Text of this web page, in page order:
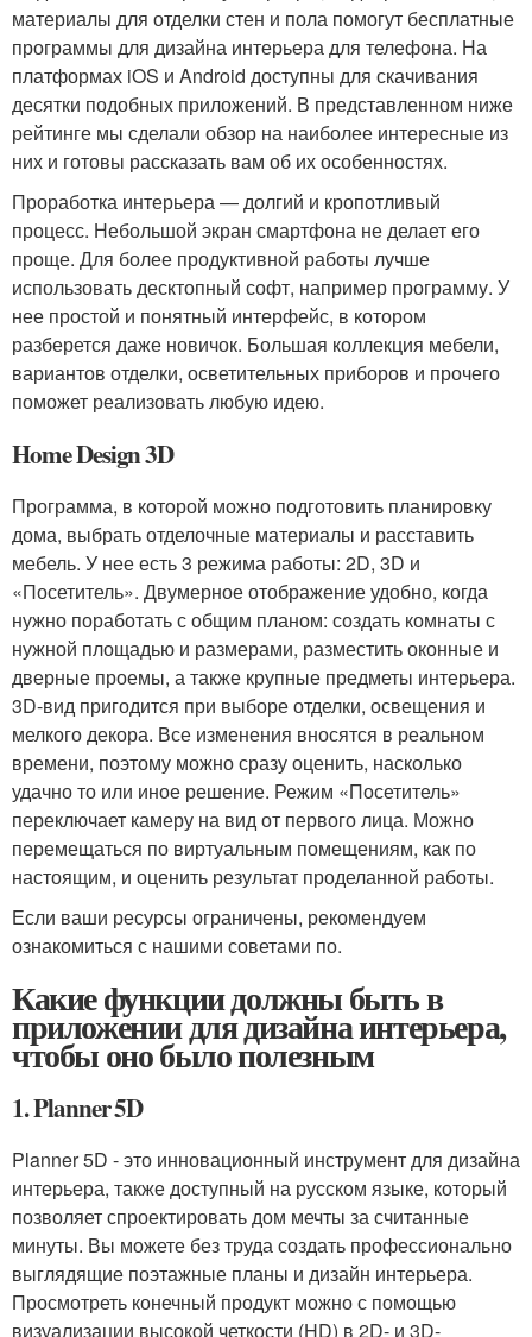
материалы для отделки стен и пола помогут бесплатные
программы для дизайна интерьера для телефона. На
платформах iOS и Android доступны для скачивания
десятки подобных приложений. В представленном ниже
рейтинге мы сделали обзор на наиболее интересные из
них и готовы рассказать вам об их особенностях.
Проработка интерьера — долгий и кропотливый
процесс. Небольшой экран смартфона не делает его
проще. Для более продуктивной работы лучше
использовать десктопный софт, например программу. У
нее простой и понятный интерфейс, в котором
разберется даже новичок. Большая коллекция мебели,
вариантов отделки, осветительных приборов и прочего
поможет реализовать любую идею.
Home Design 3D
Программа, в которой можно подготовить планировку
дома, выбрать отделочные материалы и расставить
мебель. У нее есть 3 режима работы: 2D, 3D и
«Посетитель». Двумерное отображение удобно, когда
нужно поработать с общим планом: создать комнаты с
нужной площадью и размерами, разместить оконные и
дверные проемы, а также крупные предметы интерьера.
3D-вид пригодится при выборе отделки, освещения и
мелкого декора. Все изменения вносятся в реальном
времени, поэтому можно сразу оценить, насколько
удачно то или иное решение. Режим «Посетитель»
переключает камеру на вид от первого лица. Можно
перемещаться по виртуальным помещениям, как по
настоящим, и оценить результат проделанной работы.
Если ваши ресурсы ограничены, рекомендуем
ознакомиться с нашими советами по.
Какие функции должны быть в
приложении для дизайна интерьера,
чтобы оно было полезным
1. Planner 5D
Planner 5D - это инновационный инструмент для дизайна
интерьера, также доступный на русском языке, который
позволяет спроектировать дом мечты за считанные
минуты. Вы можете без труда создать профессионально
выглядящие поэтажные планы и дизайн интерьера.
Просмотреть конечный продукт можно с помощью
визуализации высокой четкости (HD) в 2D- и 3D-